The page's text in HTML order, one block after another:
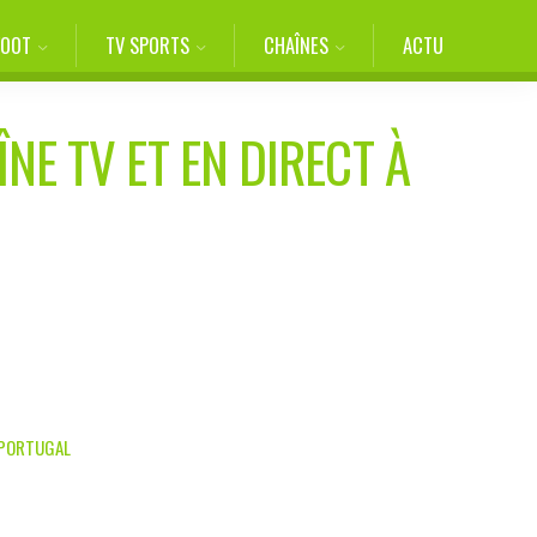
TV SPORTS CHAÎNES ACTU
TV ET EN DIRECT À